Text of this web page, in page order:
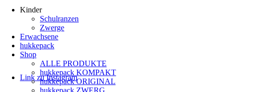
Link zu Instagram
Kinder
Schulranzen
Zwerge
Erwachsene
hukkepack
Shop
ALLE PRODUKTE
hukkepack KOMPAKT
hukkepack ORIGINAL
hukkepack ZWERG